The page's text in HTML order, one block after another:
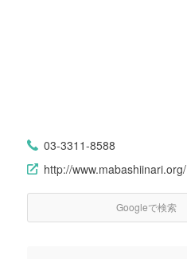
03-3311-8588
http://www.mabashiinari.org/
Googleで検索